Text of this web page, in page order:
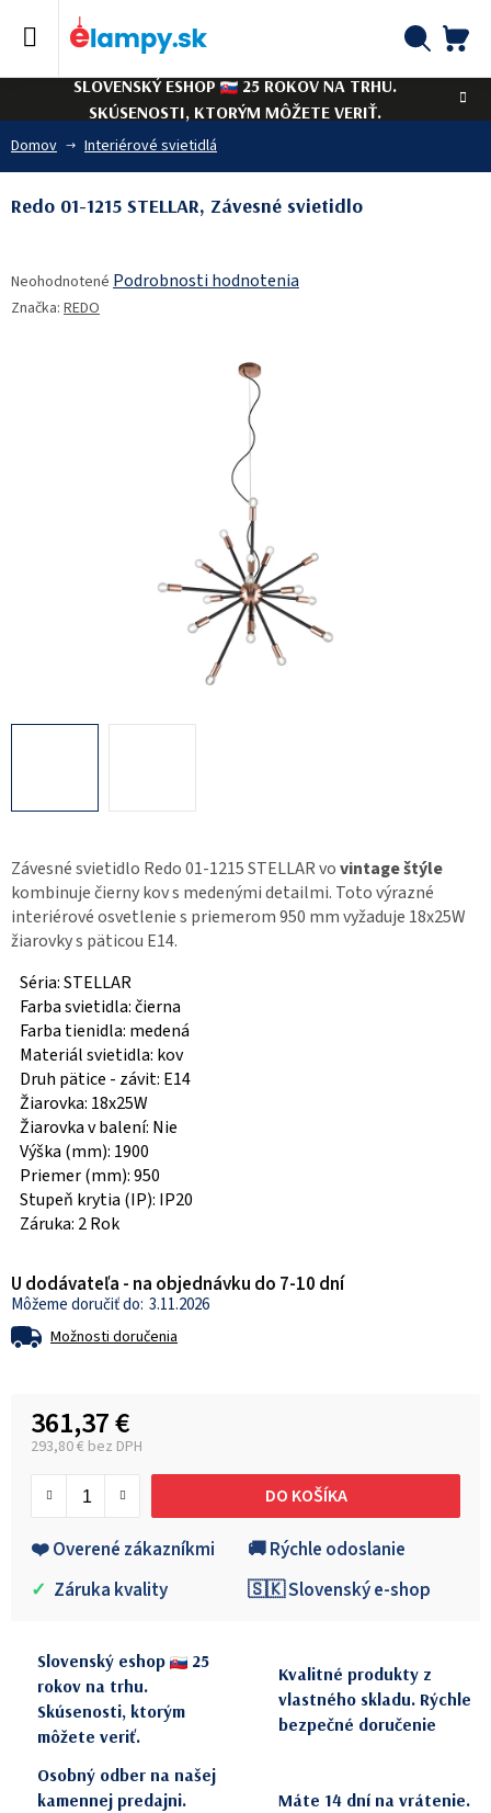
SLOVENSKÝ ESHOP
25 ROKOV NA TRHU.
SKÚSENOSTI, KTORÝM MÔŽETE VERIŤ.
Domov Interiérové svietidlá
Závesné svietidlo Redo 01-1215 STELLAR vovintage štýle
kombinuje čierny kov s medenými detailmi. Toto výrazné
interiérové osvetlenie s priemerom 950 mm vyžaduje 18x25W
žiarovky s päticou E14.
Séria: STELLAR
Farba svietidla: čierna
Farba tienidla: medená
Materiál svietidla: kov
Druh pätice - závit: E14
Žiarovka: 18x25W
Žiarovka v balení: Nie
Výška (mm): 1900
Priemer (mm): 950
Stupeň krytia (IP): IP20
Záruka: 2 Rok
U dodávateľa - na objednávku do 7-10 dní
3.11.2026
Možnosti doručenia
361,37 €
293,80 € bez DPH
DO KOŠÍKA
❤️ Overené zákazníkmi
🚚 Rýchle odoslanie
✓ Záruka kvality 🇸🇰 Slovenský e-shop
Redo 01-1215 STELLAR, Závesné svietidlo
hodnotenie
produktu
Neohodnotené Podrobnosti hodnotenia
Značka: REDO
Slovenský eshop
25
rokov na trhu.
Skúsenosti, ktorým
môžete veriť.
Kvalitné produkty z
vlastného skladu. Rýchle
bezpečné doručenie
Osobný odber na našej
kamennej predajni.
Máte 14 dní na vrátenie.